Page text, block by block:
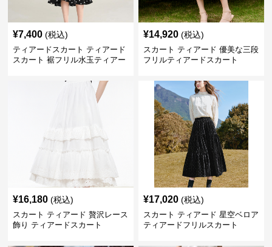
¥7,400 (税込)
ティアードスカート ティアード
スカート 裾フリル水玉ティアー
¥14,920 (税込)
スカート ティアード 優美な三段
フリルティアードスカート
¥16,180 (税込)
スカート ティアード 贅沢レース
飾り ティアードスカート
¥17,020 (税込)
スカート ティアード 星空ベロア
ティアードフリルスカート